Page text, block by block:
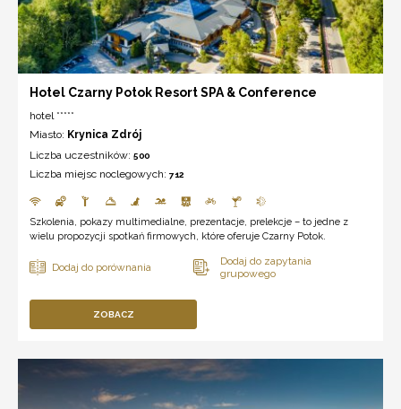
Hotel Czarny Potok Resort SPA & Conference
hotel *****
Miasto: Krynica Zdrój
Liczba uczestników: 500
Liczba miejsc noclegowych: 712
Szkolenia, pokazy multimedialne, prezentacje, prelekcje – to jedne z
wielu propozycji spotkań firmowych, które oferuje Czarny Potok.
ZOBACZ